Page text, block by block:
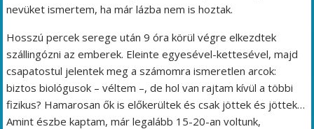
nevüket ismertem, ha már lázba nem is hoztak.
Hosszú percek serege után 9 óra körül végre elkezdtek
szállingózni az emberek. Eleinte egyesével-kettesével, majd
csapatostul jelentek meg a számomra ismeretlen arcok:
biztos biológusok – véltem –, de hol van rajtam kívül a többi
fizikus? Hamarosan ők is előkerültek és csak jöttek és jöttek…
Amint észbe kaptam, már legalább 15-20-an voltunk,